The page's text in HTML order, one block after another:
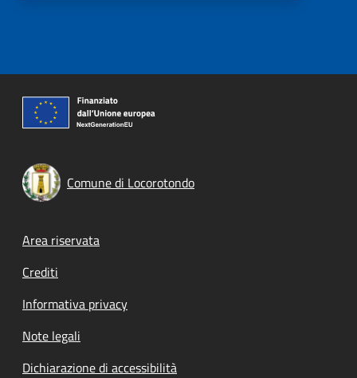
Comune di Locorotondo
Footer menu
Area riservata
Crediti
Informativa privacy
Note legali
Dichiarazione di accessibilità